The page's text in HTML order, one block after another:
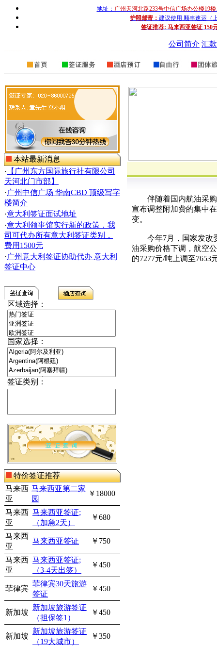
地址： 广州天河北路233号中信广场办公楼19
护照邮寄： 建议使用 顺丰速运（
签证推荐: 马来西亚签证 150
公司简介 汇
本站最新消息
· 【广州东方国际旅行社有限公司
天河北门市部】
·广州中信广场 华南CBD 顶级写字
楼简介
·意大利签证面试地址
·意大利领事馆实行新的政策，我
司可代办所有意大利签证类别，
费用1500元
·广州意大利签证协助代办 意大利
签证中心
区域选择：
国家选择：
签证类别：
特价签证推荐
马来西
亚
马来西亚第二家
园
￥18000
马来西
亚
马来西亚签证;
（加急2天）
￥680
马来西
亚
马来西亚签证 ￥750
马来西
亚
马来西亚签证;
（3-4天出签）
￥450
菲律宾
菲律宾30天旅游
签证
￥450
新加坡
新加坡旅游签证
（担保签1）
￥450
新加坡
新加坡旅游签证
（19大城市）
￥350
伴随着国内航油采
宣布调整附加费的集中在
变。
今年7月，国家发改
油采购价格下调，航空
的7277元/吨上调至7653